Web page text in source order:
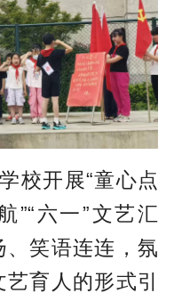
校开展“童心点
”“六一”文艺汇
笑语连连，氛
育人的形式引